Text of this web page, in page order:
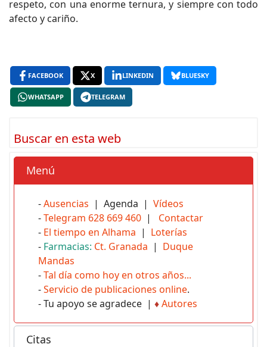
respeto, con una enorme ternura, y siempre con todo
afecto y cariño.
FACEBOOK X LINKEDIN BLUESKY
WHATSAPP TELEGRAM
Buscar en esta web
Menú
-Ausencias | Agenda | Vídeos
-Telegram 628 669 460 | Contactar
- El tiempo en Alhama | Loterías
- Farmacias: Ct. Granada | Duque
Mandas
-Tal día como hoy en otros años...
-Servicio de publicaciones online.
- Tu apoyo se agradece | ♦Autores
Citas